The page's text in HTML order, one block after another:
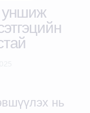
уншиж
нь